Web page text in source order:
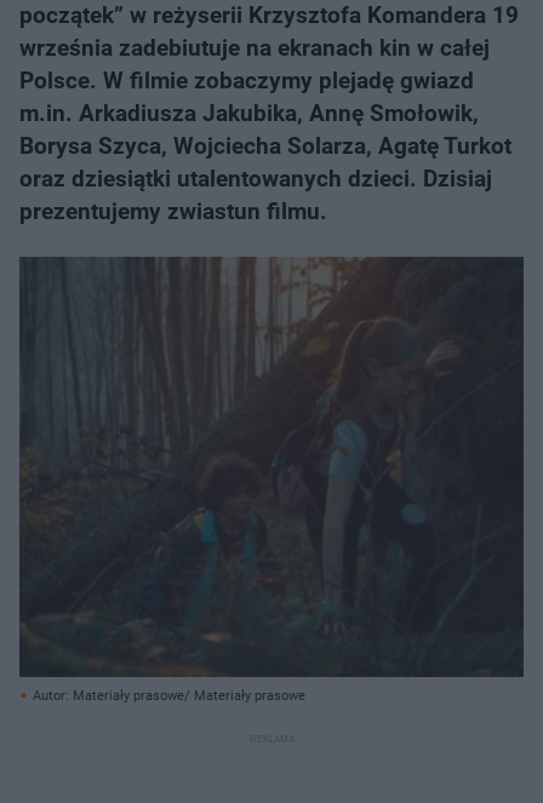
początek” w reżyserii Krzysztofa Komandera 19
września zadebiutuje na ekranach kin w całej
Polsce. W filmie zobaczymy plejadę gwiazd
m.in. Arkadiusza Jakubika, Annę Smołowik,
Borysa Szyca, Wojciecha Solarza, Agatę Turkot
oraz dziesiątki utalentowanych dzieci. Dzisiaj
prezentujemy zwiastun filmu.
Autor: Materiały prasowe/ Materiały prasowe